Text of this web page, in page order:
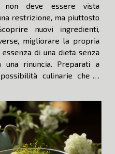
deve essere vista
restrizione, ma piuttosto
nuovi ingredienti,
migliorare la propria
di una dieta senza
una rinuncia. Preparati a
culinarie che ti